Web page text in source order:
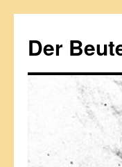
springen
Der